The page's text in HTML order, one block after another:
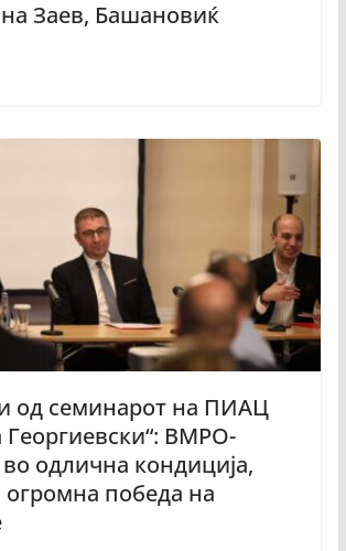
на Заев, Башановиќ
од семинарот на ПИАЦ
ВМРО-
одлична кондиција,
победа на